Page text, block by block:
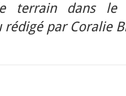
terrain dans le
rédigé par Coralie